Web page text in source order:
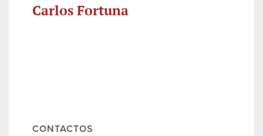
Carlos Fortuna
CONTACTOS